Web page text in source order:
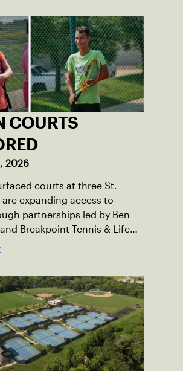
COURTS
2026
courts at three St.
are expanding access to
partnerships led by Ben
Breakpoint Tennis & Life